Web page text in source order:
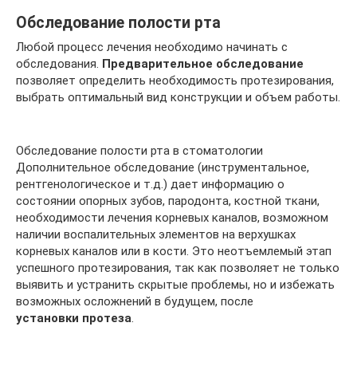
Обследование полости рта
Любой процесс лечения необходимо начинать с
обследования. Предварительное обследование
позволяет определить необходимость протезирования,
выбрать оптимальный вид конструкции и объем работы.
Обследование полости рта в стоматологии
Дополнительное обследование (инструментальное,
рентгенологическое и т.д.) дает информацию о
состоянии опорных зубов, пародонта, костной ткани,
необходимости лечения корневых каналов, возможном
наличии воспалительных элементов на верхушках
корневых каналов или в кости. Это неотъемлемый этап
успешного протезирования, так как позволяет не только
выявить и устранить скрытые проблемы, но и избежать
возможных осложнений в будущем, после
установки протеза.